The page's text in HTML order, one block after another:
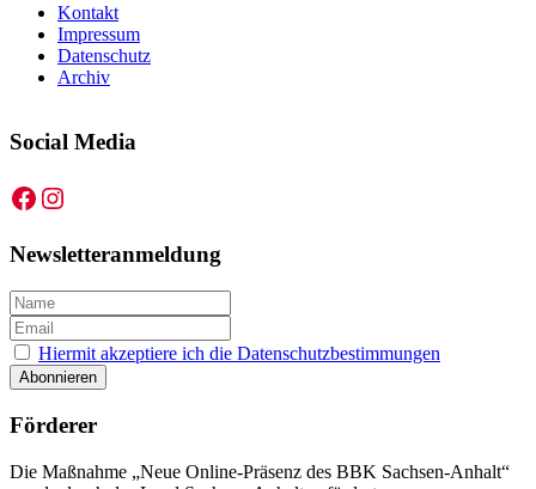
Kontakt
Impressum
Datenschutz
Archiv
Social Media
Facebook
Instagram
Newsletteranmeldung
Hiermit akzeptiere ich die Datenschutzbestimmungen
Förderer
Die Maßnahme „Neue Online-Präsenz des BBK Sachsen-Anhalt“